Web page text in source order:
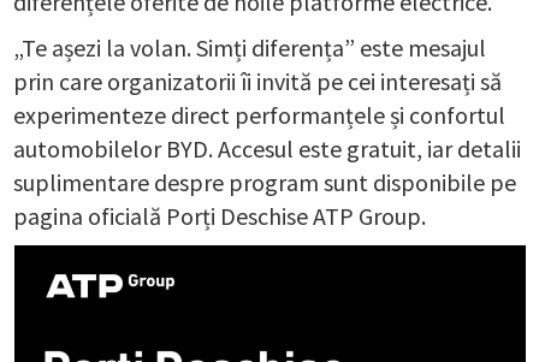
„Te așezi la volan. Simți diferența” este mesajul
prin care organizatorii îi invită pe cei interesați să
experimenteze direct performanțele și confortul
automobilelor BYD. Accesul este gratuit, iar detalii
suplimentare despre program sunt disponibile pe
pagina oficială Porți Deschise ATP Group.